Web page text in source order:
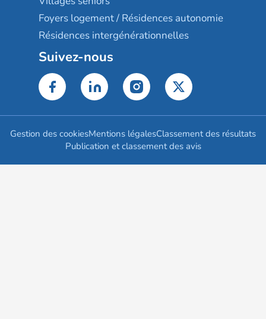
Foyers logement / Résidences autonomie
Résidences intergénérationnelles
Suivez-nous
Gestion des cookiesMentions légalesClassement des résultats
Publication et classement des avis